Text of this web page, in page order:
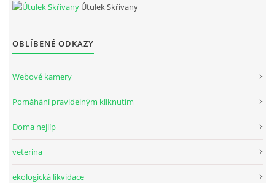
Útulek Skřivany
OBLÍBENÉ ODKAZY
Webové kamery
Pomáhání pravidelným kliknutím
Doma nejlíp
veterina
ekologická likvidace